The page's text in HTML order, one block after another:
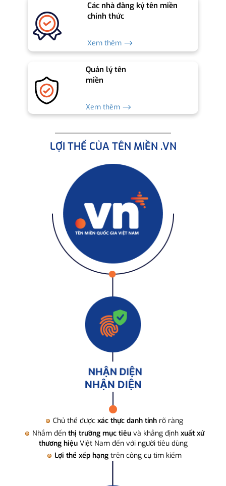
Các nhà đăng ký tên miền
chính thức
Xem thêm ⟶
Quản lý tên
miền
Xem thêm ⟶
LỢI THẾ CỦA TÊN MIỀN .VN
NHẬN DIỆN
Chủ thể được xác thực danh tính rõ ràng
Nhắm đến thị trường mục tiêuvà khẳng định xuất xứ
thương hiệuViệt Nam đến với người tiêu dùng
Lợi thế xếp hạng trên công cụ tìm kiếm